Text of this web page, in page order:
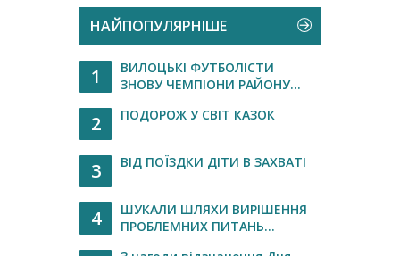
НАЙПОПУЛЯРНІШЕ
1
ВИЛОЦЬКІ ФУТБОЛІСТИ
ЗНОВУ ЧЕМПІОНИ РАЙОНУ...
2 ПОДОРОЖ У СВІТ КАЗОК
3 ВІД ПОЇЗДКИ ДІТИ В ЗАХВАТІ
4
ШУКАЛИ ШЛЯХИ ВИРІШЕННЯ
ПРОБЛЕМНИХ ПИТАНЬ...